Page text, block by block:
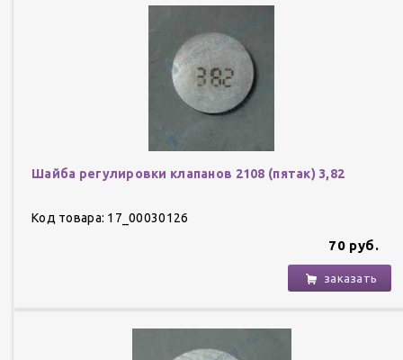
Шайба регулировки клапанов 2108 (пятак) 3,82
Код товара: 17_00030126
70 руб.
заказать